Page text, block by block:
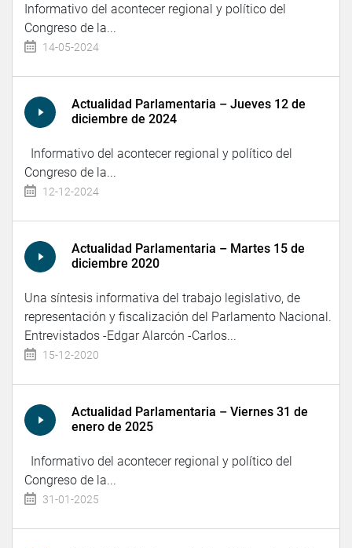
Informativo del acontecer regional y político del
Congreso de la...
14-05-2024
Actualidad Parlamentaria – Jueves 12 de
diciembre de 2024
Informativo del acontecer regional y político del
Congreso de la...
12-12-2024
Actualidad Parlamentaria – Martes 15 de
diciembre 2020
Una síntesis informativa del trabajo legislativo, de
representación y fiscalización del Parlamento Nacional.
Entrevistados -Edgar Alarcón -Carlos...
15-12-2020
Actualidad Parlamentaria – Viernes 31 de
enero de 2025
Informativo del acontecer regional y político del
Congreso de la...
31-01-2025